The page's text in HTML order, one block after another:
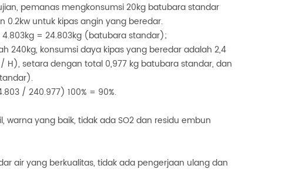
pemanas mengkonsumsi 20kg batubara standar
0.2kw untuk kipas angin yang beredar.
= 24.803kg (batubara standar);
240kg, konsumsi daya kipas yang beredar adalah 2,4
setara dengan total 0,977 kg batubara standar, dan
/ 240.977) 100% = 90%.
warna yang baik, tidak ada SO2 dan residu embun
air yang berkualitas, tidak ada pengerjaan ulang dan